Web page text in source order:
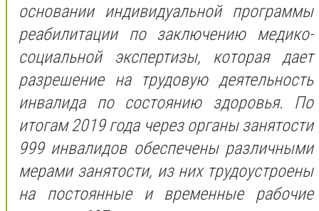
основании индивидуальной программы
реабилитации по заключению медико-
социальной экспертизы, которая дает
разрешение на трудовую деятельность
инвалида по состоянию здоровья. По
итогам 2019 года через органы занятости
999 инвалидов обеспечены различными
мерами занятости, из них трудоустроены
на постоянные и временные рабочие